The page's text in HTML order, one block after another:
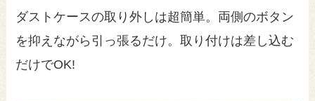
ダストケースの取り外しは超簡単。両側のボタン
を抑えながら引っ張るだけ。取り付けは差し込む
だけでOK!